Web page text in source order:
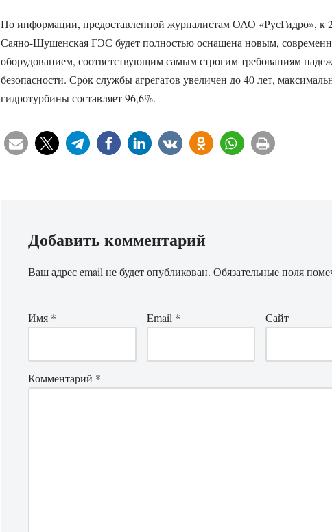
По информации, предоставленной журналистам ОАО «РусГидро», к
Саяно-Шушенская ГЭС будет полностью оснащена новым,
оборудованием, соответствующим самым строгим требованиям
безопасности. Срок службы агрегатов увеличен до 40 лет,
гидротурбины составляет 96,6%.
Добавить комментарий
Ваш адрес email не будет опубликован. Обязательные поля
Имя * Email * Сайт
Комментарий *